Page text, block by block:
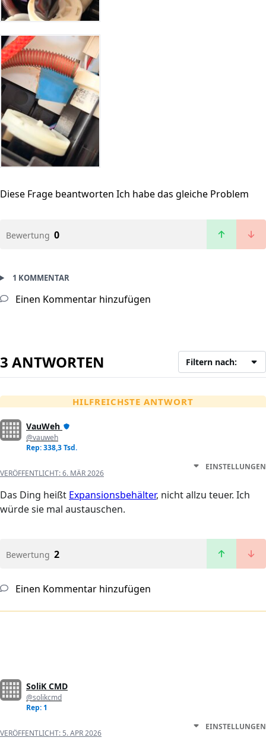
Diese Frage beantworten Ich habe das gleiche Problem
Bewertung 0
1 KOMMENTAR
Einen Kommentar hinzufügen
3 ANTWORTEN Filtern nach:
HILFREICHSTE ANTWORT
VauWeh
@vauweh
Rep: 338,3 Tsd.
VERÖFFENTLICHT:6. MÄR 2026
EINSTELLUNGEN
Das Ding heißt Expansionsbehälter, nicht allzu teuer. Ich
würde sie mal austauschen.
Bewertung 2
Einen Kommentar hinzufügen
SoliK CMD
@solikcmd
Rep: 1
VERÖFFENTLICHT: 5. APR 2026
EINSTELLUNGEN